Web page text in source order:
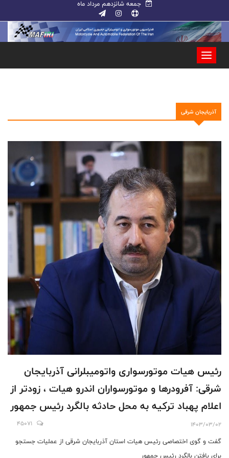
جمعه شانزدهم مرداد ماه
آذربایجان شرقی
رئیس هیات موتورسواری واتومیبلرانی آذربایجان
شرقی: آفرودرها و موتورسواران اندرو هیات ، زودتر از
اعلام پهباد ترکیه به محل حادثه بالگرد رئیس جمهور
رسیدند و به گروه های دیگر اعلام کردند / ۷۵ آفرودر
و اندور سوار از پنج شهرستان در عملیات جستجو
1403/03/02
45071
گفت و گوی اختصاصی رئیس هیات استان آذربایجان شرقی از عملیات جستجو
برای یافتن بالگرد رئیس جمهور